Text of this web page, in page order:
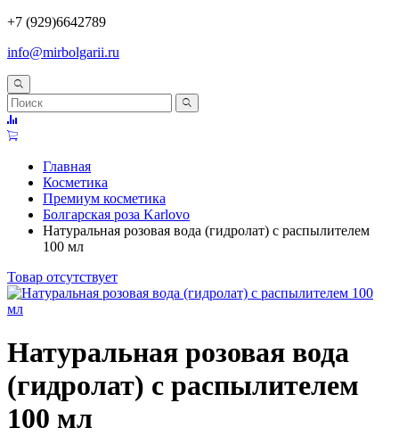
+7 (929)6642789
info@mirbolgarii.ru
Главная
Косметика
Премиум косметика
Болгарская роза Karlovo
Натуральная розовая вода (гидролат) с распылителем
100 мл
Товар отсутствует
Натуральная розовая вода
(гидролат) с распылителем
100 мл